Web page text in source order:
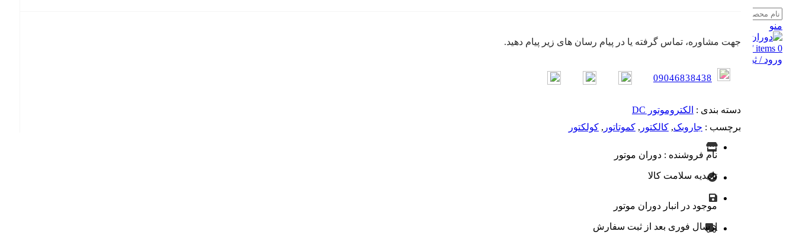
منو
0
items
/
تومان
ورود / ثبت نام
جهت مشاوره، تماس گرفته یا در پیام رسان های زیر پیام دهید.
09046838438
دسته بندی : الکتروموتور DC
برچسب : جاروبک, کالکتور , کموتاتور , کولکتور
نام فروشنده : دوران موتور
تاییدیه سلامت کالا
موجود در انبار دوران موتور
ارسال فوری بعد از ثبت سفارش